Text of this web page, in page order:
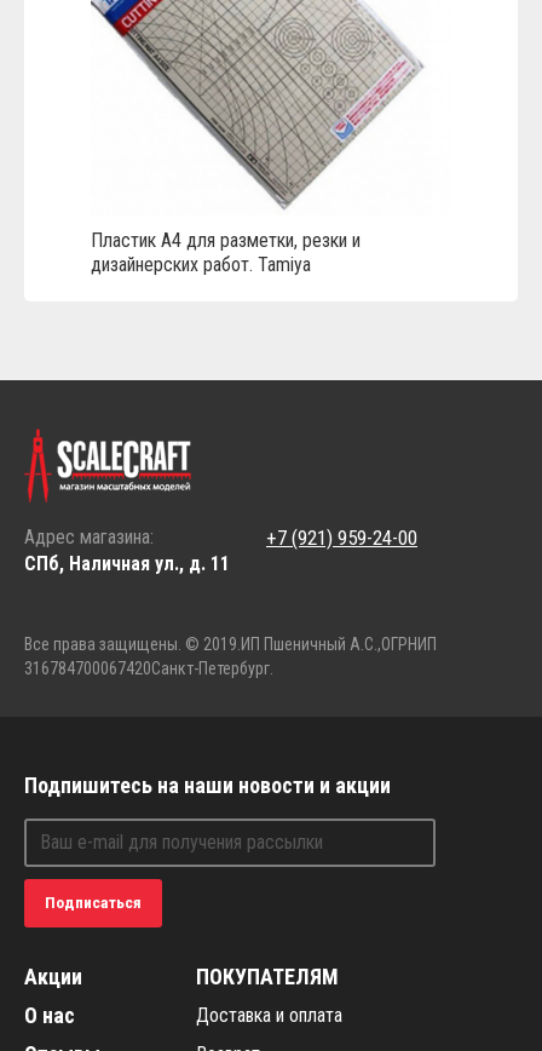
Пластик А4 для разметки, резки и
дизайнерских работ. Tamiya
Адрес магазина:
СПб, Наличная ул., д. 11
+7 (921) 959-24-00
Все права защищены. © 2019. ИП Пшеничный А.С.,ОГРНИП
316784700067420Санкт-Петербург.
Подпишитесь на наши новости и акции
Подписаться
Акции
О нас
ПОКУПАТЕЛЯМ
Доставка и оплата